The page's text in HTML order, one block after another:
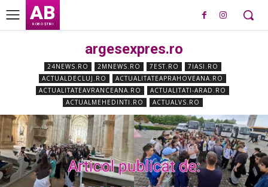
AB
ROBO ȘTIRI
argesexpres.ro
24NEWS.RO 2MNEWS.RO 7EST.RO
7IASI.RO
ACTUALDECLUJ.RO
ACTUALITATEAPRAHOVEANA.RO
ACTUALITATEAVRANCEANA.RO
ACTUALITATI-ARAD.RO
ACTUALMEHEDINTI.RO
ACTUALVS.RO